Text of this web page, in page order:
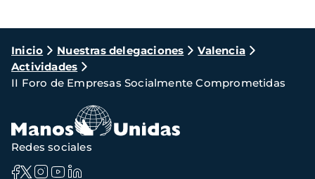
Ruta
de
navegación
Inicio Nuestras delegaciones
Valencia
Actividades
II Foro de Empresas Socialmente Comprometidas
Redes sociales